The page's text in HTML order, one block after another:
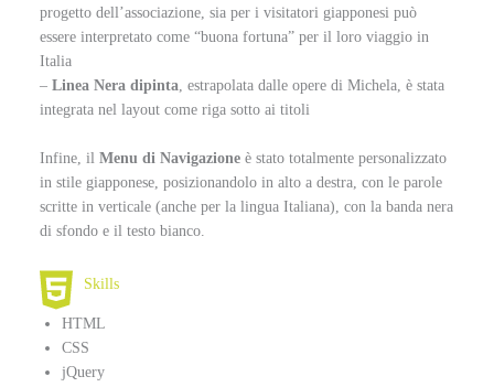
progetto dell’associazione, sia per i visitatori giapponesi può
essere interpretato come “buona fortuna” per il loro viaggio in
Italia
– Linea Nera dipinta, estrapolata dalle opere di Michela, è stata
integrata nel layout come riga sotto ai titoli
Infine, il Menu di Navigazione è stato totalmente personalizzato
in stile giapponese, posizionandolo in alto a destra, con le parole
scritte in verticale (anche per la lingua Italiana), con la banda nera
di sfondo e il testo bianco.
Skills
HTML
CSS
jQuery